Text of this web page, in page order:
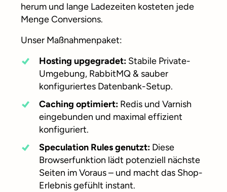
herum und lange Ladezeiten kosteten jede
Menge Conversions.
Unser Maßnahmenpaket:
Hosting upgegradet: Stabile Private-
Umgebung, RabbitMQ & sauber
konfiguriertes Datenbank-Setup.
Caching optimiert: Redis und Varnish
eingebunden und maximal effizient
konfiguriert.
Speculation Rules genutzt: Diese
Browserfunktion lädt potenziell nächste
Seiten im Voraus – und macht das Shop-
Erlebnis gefühlt instant.